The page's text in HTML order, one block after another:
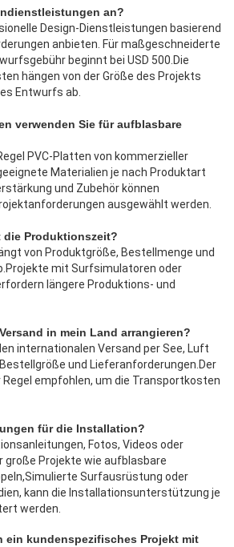
an?
Design-Dienstleistungen basierend
anbieten. Für maßgeschneiderte
beginnt bei USD 500.Die
hängen von der Größe des Projekts
Entwurfs ab.
verwenden Sie für aufblasbare
PVC-Platten von kommerzieller
Materialien je nach Produktart
und Zubehör können
ausgewählt werden.
die Produktionszeit?
von Produktgröße, Bestellmenge und
mit Surfsimulatoren oder
längere Produktions- und
in mein Land arrangieren?
internationalen Versand per See, Luft
und Lieferanforderungen.Der
Regel empfohlen, um die Transportkosten
für die Installation?
Fotos, Videos oder
große Projekte wie aufblasbare
Surfausrüstung oder
kann die Installationsunterstützung je
werden.
ein kundenspezifisches Projekt mit